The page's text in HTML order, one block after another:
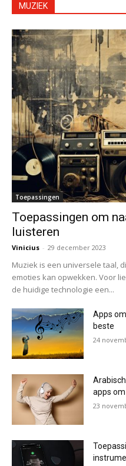
MUZIEK
Toepassingen
Toepassingen om
luisteren
Vinicius - 29 december 2023
Muziek is een universele taal,
emoties kan opwekken. Voor
de huidige technologie een...
Apps
beste
24
apps
23